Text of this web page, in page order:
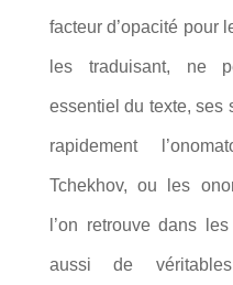
facteur d’opacité pour
les traduisant, ne
essentiel du texte, ses
rapidement
Tchekhov, ou les
l’on retrouve dans
aussi de